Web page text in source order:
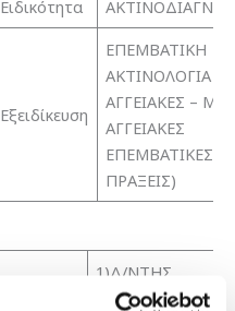
Ειδικότητα
Εξειδίκευση
ΕΠΕΜΒΑΤΙΚΗ
ΑΚΤΙΝΟΛΟΓΙΑ (
ΑΓΓΕΙΑΚΕΣ – ΜΗ
ΑΓΓΕΙΑΚΕΣ
ΕΠΕΜΒΑΤΙΚΕΣ
ΠΡΑΞΕΙΣ)
1)Δ/ΝΤΗΣ
ΑΓΓΕΙΟΓΡΑΦΟΥ –